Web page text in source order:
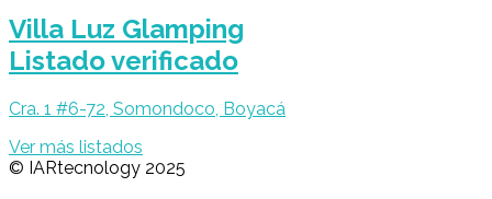
Villa Luz Glamping
Listado verificado
Cra. 1 #6-72, Somondoco, Boyacá
Ver más listados
© IARtecnology 2025